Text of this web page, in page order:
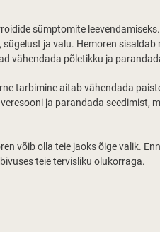
sümptomite
ja valu. Hemoren sisaldab
vähendada põletikku ja
tarbimine aitab vähendada
ja parandada seedimist,
võib olla teie jaoks õige valik.
teie tervisliku olukorraga.